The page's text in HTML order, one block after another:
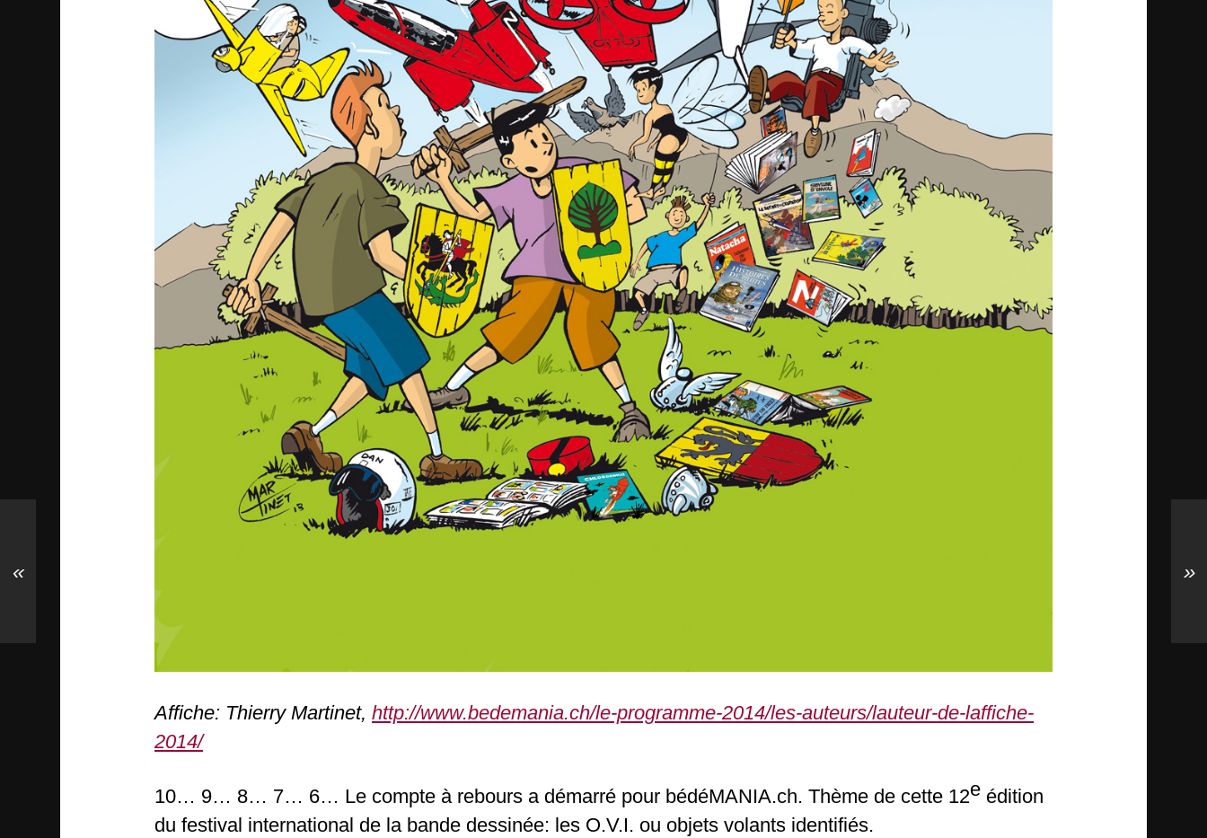
Affiche: Thierry Martinet, http://www.bedemania.ch/le-programme-2014/les-auteurs/lauteur-de-laffiche-
2014/
10… 9… 8… 7… 6… Le compte à rebours a démarré pour bédéMANIA.ch. Thème de cette 12e édition
du festival international de la bande dessinée: les O.V.I. ou objets volants identifiés.
« »